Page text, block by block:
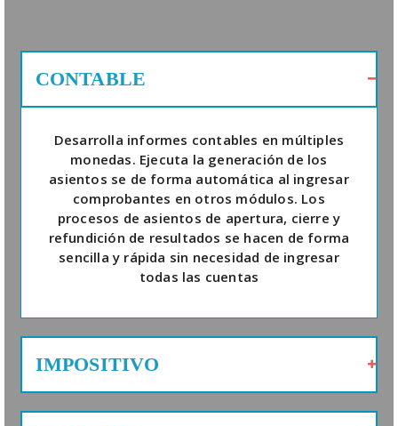
CONTABLE
Desarrolla informes contables en múltiples
monedas. Ejecuta la generación de los
asientos se de forma automática al ingresar
comprobantes en otros módulos. Los
procesos de asientos de apertura, cierre y
refundición de resultados se hacen de forma
sencilla y rápida sin necesidad de ingresar
todas las cuentas
IMPOSITIVO